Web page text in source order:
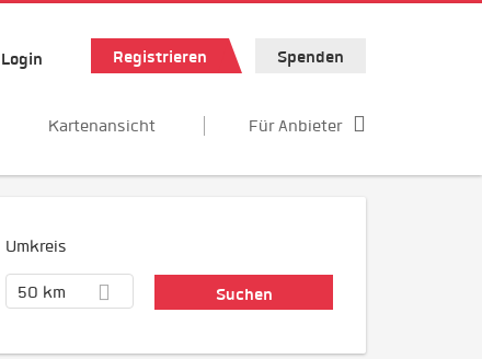
Login Registrieren Spenden
Kartenansicht Für Anbieter
Umkreis
50 km